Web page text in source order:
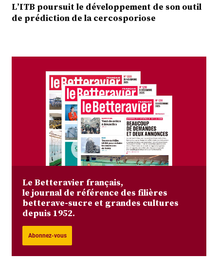
L’ITB poursuit le développement de son outil
de prédiction de la cercosporiose
Le Betteravier français,
le journal de référence des filières
betterave-sucre et grandes cultures
depuis 1952.
Abonnez-vous